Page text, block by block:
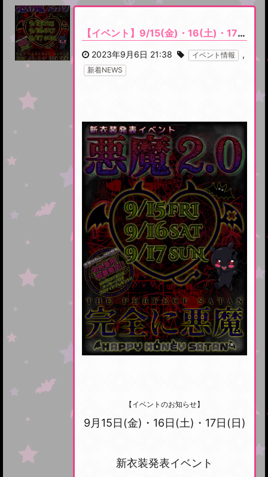
【イベント】9/15(金)・16(土)・17(日)新衣装発表イベント『悪魔2.0』開催です
2023年9月6日 21:38 イベント情報 ,
新着NEWS
【イベントのお知らせ】
9月15日(金)・16日(土)・17日(日)
新衣装発表イベント